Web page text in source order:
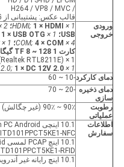
/ H264 / VP8 / MVC
قالب عکس: پشتیبانی از JPG / BMP / GIF / TIFF / PNG
ورودی
خروجی
1 × HDMI; 1 × HDMI؛ 2 × USB Max.
USB؛
1 × USB OTG
1 × USB OTG
4 × COM;
4 × COM؛ 1 × TF Card Support 8~128GB;
کارت 1 TF 8 ~ 128 گیگابایت؛
1 × RJ45 LAN Ethernet 10/100 / 1000M (Realtek RTL8211E)؛
1 × DC 12V 2.0;
1 × DC 12V 2.0؛
دمای کارکرد-10 ~ 60
دمای ذخیره
سازی
-20 ~ 70
رطوبت
عملیاتی
90٪ ~ 90٪ (غیر چگالش)
اطلاعات
سفارش
ITD101PPCT5KE1-NFC
ITD101PPCT5KE1-RFID
10.1 اینچ رایانه غیر آندروید با NFC Reader / ITD101PPCG1KE1-NFC